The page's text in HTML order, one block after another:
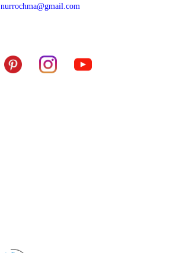
nurrochma@gmail.com